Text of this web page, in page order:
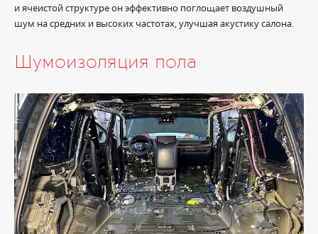
и ячеистой структуре он эффективно поглощает воздушный
шум на средних и высоких частотах, улучшая акустику салона.
Шумоизоляция пола